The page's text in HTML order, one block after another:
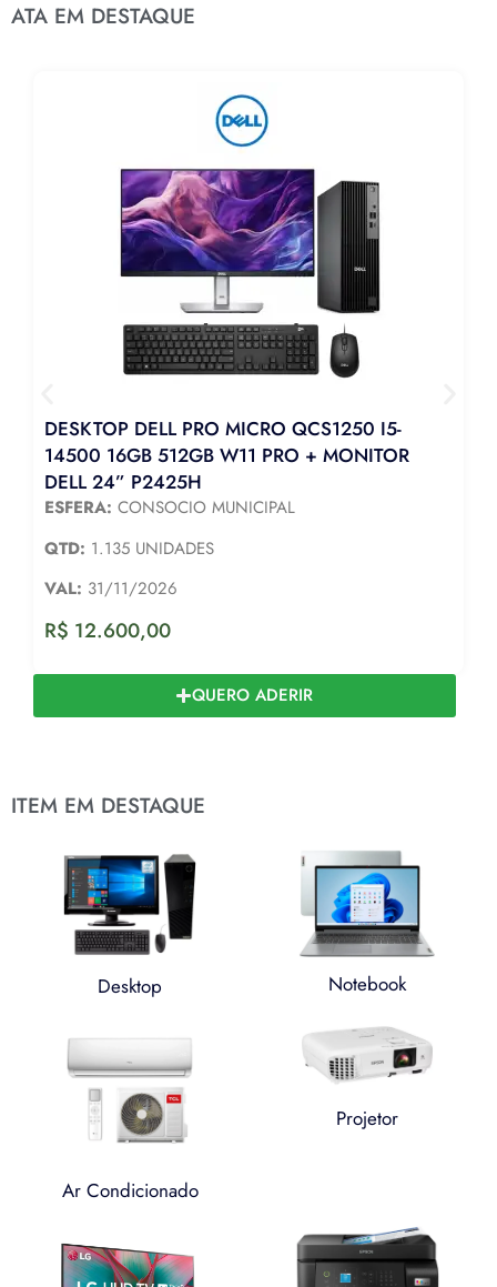
ATA EM DESTAQUE
DESKTOP DELL PRO MICRO QCS1250 I5-
14500 16GB 512GB W11 PRO + MONITOR
DELL 24” P2425H
ESFERA: CONSOCIO MUNICIPAL
QTD: 1.135 UNIDADES
VAL: 31/11/2026
R$ 12.600,00
QUERO ADERIR
ITEM EM DESTAQUE
Desktop Notebook
Ar Condicionado
Projetor